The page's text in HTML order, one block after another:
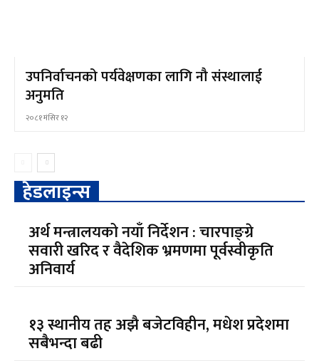
उपनिर्वाचनको पर्यवेक्षणका लागि नौ संस्थालाई
अनुमति
२०८१ मंसिर १२
हेडलाइन्स
अर्थ मन्त्रालयको नयाँ निर्देशन : चारपाङ्ग्रे
सवारी खरिद र वैदेशिक भ्रमणमा पूर्वस्वीकृति
अनिवार्य
१३ स्थानीय तह अझै बजेटविहीन, मधेश प्रदेशमा
सबैभन्दा बढी